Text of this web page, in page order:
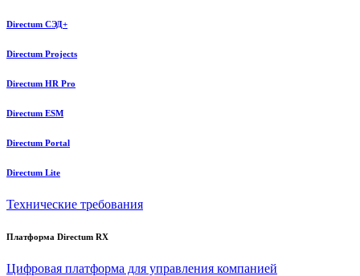
Directum СЭД+
Directum Projects
Directum HR Pro
Directum ESM
Directum Portal
Directum Lite
Технические требования
Платформа Directum RX
Цифровая платформа для управления компанией